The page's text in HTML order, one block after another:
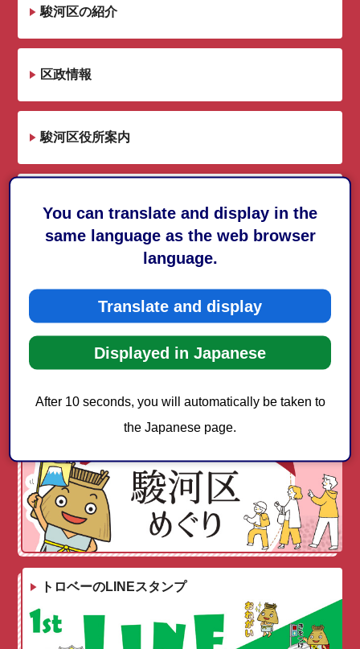
You can translate and display in the
same language as the web browser
language.
Translate and display
Displayed in Japanese
After 10 seconds, you will automatically be taken to
the Japanese page.
駿河区の紹介
区政情報
駿河区役所案内
駿河区の防災情報
トロベーのLINEスタンプ